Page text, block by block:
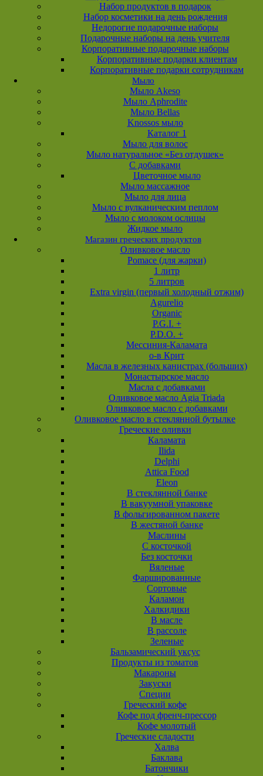
Набор продуктов в подарок
Набор косметики на день рождения
Недорогие подарочные наборы
Подарочные наборы на день учителя
Корпоративные подарочные наборы
Корпоративные подарки клиентам
Корпоративные подарки сотрудникам
Мыло
Мыло Akeso
Мыло Aphrodite
Мыло Bellas
Knossos мыло
Каталог 1
Мыло для волос
Мыло натуральное «Без отдушек»
С добавками
Цветочное мыло
Мыло массажное
Мыло для лица
Мыло с вулканическим пеплом
Мыло с молоком ослицы
Жидкое мыло
Магазин греческих продуктов
Оливковое масло
Pomace (для жарки)
1 литр
5 литров
Extra virgin (первый холодный отжим)
Agurelio
Organic
P.G.I. +
P.D.O. +
Мессиния-Каламата
о-в Крит
Масла в железных канистрах (больших)
Монастырское масло
Масла с добавками
Оливковое масло Agia Triada
Оливковое масло с добавками
Оливковое масло в стеклянной бутылке
Греческие оливки
Каламата
Ilida
Delphi
Attica Food
Eleon
В стеклянной банке
В вакуумной упаковке
В фольгированном пакете
В жестяной банке
Маслины
С косточкой
Без косточки
Вяленые
Фаршированные
Сортовые
Каламон
Халкидики
В масле
В рассоле
Зеленые
Бальзамический уксус
Продукты из томатов
Макароны
Закуски
Специи
Греческий кофе
Кофе под френч-прессор
Кофе молотый
Греческие сладости
Халва
Баклава
Батончики